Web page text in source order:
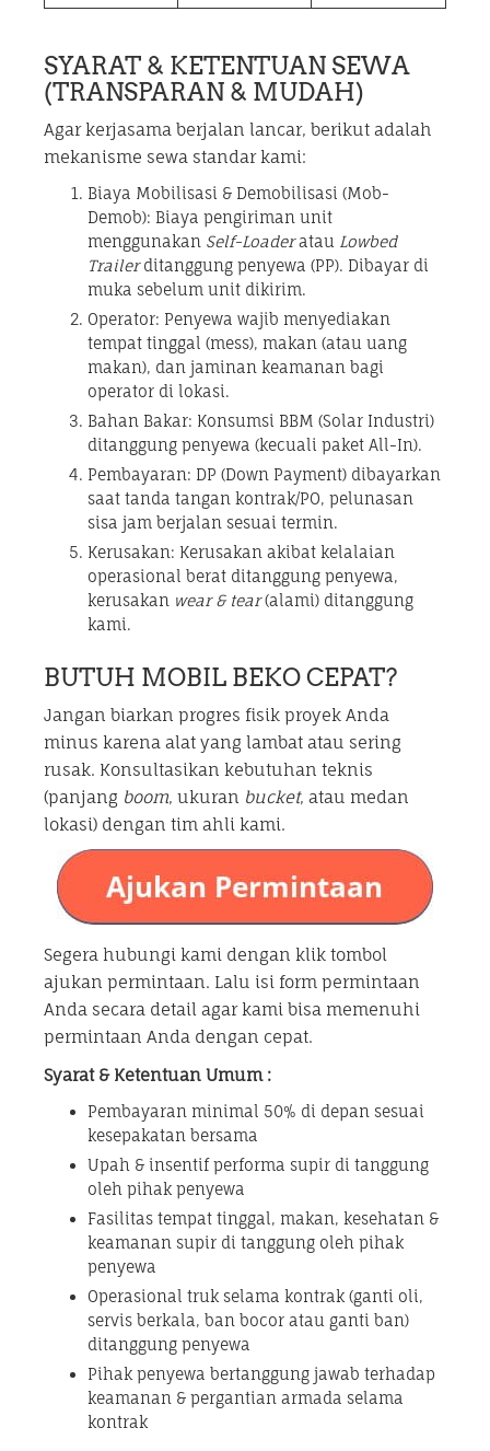
SYARAT & KETENTUAN SEWA
(TRANSPARAN & MUDAH)
Agar kerjasama berjalan lancar, berikut adalah
mekanisme sewa standar kami:
Biaya Mobilisasi & Demobilisasi (Mob-
Demob): Biaya pengiriman unit
menggunakan Self-Loaderatau Lowbed
Trailerditanggung penyewa (PP). Dibayar di
muka sebelum unit dikirim.
Operator: Penyewa wajib menyediakan
tempat tinggal (mess), makan (atau uang
makan), dan jaminan keamanan bagi
operator di lokasi.
Bahan Bakar: Konsumsi BBM (Solar Industri)
ditanggung penyewa (kecuali paket All-In).
Pembayaran: DP (Down Payment) dibayarkan
saat tanda tangan kontrak/PO, pelunasan
sisa jam berjalan sesuai termin.
Kerusakan: Kerusakan akibat kelalaian
operasional berat ditanggung penyewa,
kerusakan wear & tear(alami) ditanggung
kami.
BUTUH MOBIL BEKO CEPAT?
Jangan biarkan progres fisik proyek Anda
minus karena alat yang lambat atau sering
rusak. Konsultasikan kebutuhan teknis
(panjang boom, ukuran bucket, atau medan
lokasi) dengan tim ahli kami.
Segera hubungi kami dengan klik tombol
ajukan permintaan. Lalu isi form permintaan
Anda secara detail agar kami bisa memenuhi
permintaan Anda dengan cepat.
Syarat & Ketentuan Umum :
Pembayaran minimal 50% di depan sesuai
kesepakatan bersama
Upah & insentif performa supir di tanggung
oleh pihak penyewa
Fasilitas tempat tinggal, makan, kesehatan &
keamanan supir di tanggung oleh pihak
penyewa
Operasional truk selama kontrak (ganti oli,
servis berkala, ban bocor atau ganti ban)
ditanggung penyewa
Pihak penyewa bertanggung jawab terhadap
keamanan & pergantian armada selama
kontrak